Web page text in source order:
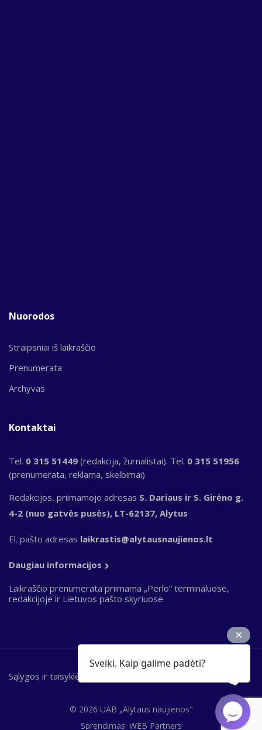
Nuorodos
Straipsniai iš laikraščio
Prenumerata
Archyvas
Kontaktai
Tel. 0 315 51449 (redakcija, žurnalistai). Tel. 0 315 51956
(prenumerata, reklama, skelbimai)
Redakcijos, priimamojo adresas S. Dariaus ir S. Girėno g.
4-2 (nuo gatvės pusės), LT-62137, Alytus
El. pašto adresas laikrastis@alytausnaujienos.lt
Daugiau informacijos
Laikraščio prenumerata priimama „Perlo“ terminaluose,
redakcijoje ir Lietuvos pašto skyriuose
© 2026 UAB „Alytaus naujienos"
Bottom
Sąlygos ir taisyklės
Sprendimas: WEB Partners
Sveiki. Kaip galime padėti?